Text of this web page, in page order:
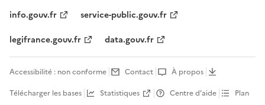
info.gouv.fr
service-public.gouv.fr
legifrance.gouv.fr
data.gouv.fr
Accessibilité : non conforme Contact
À propos
Télécharger les bases
Statistiques Centre d’aide Plan